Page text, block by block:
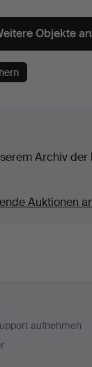
Objekte
Archiv der
Auktionen
aufnehmen